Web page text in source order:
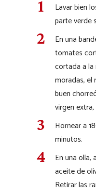
Lavar bien
parte verde
En una
tomates
cortada a la
moradas, el
buen
virgen
Hornear a
minutos.
En una olla,
aceite de
Retirar las